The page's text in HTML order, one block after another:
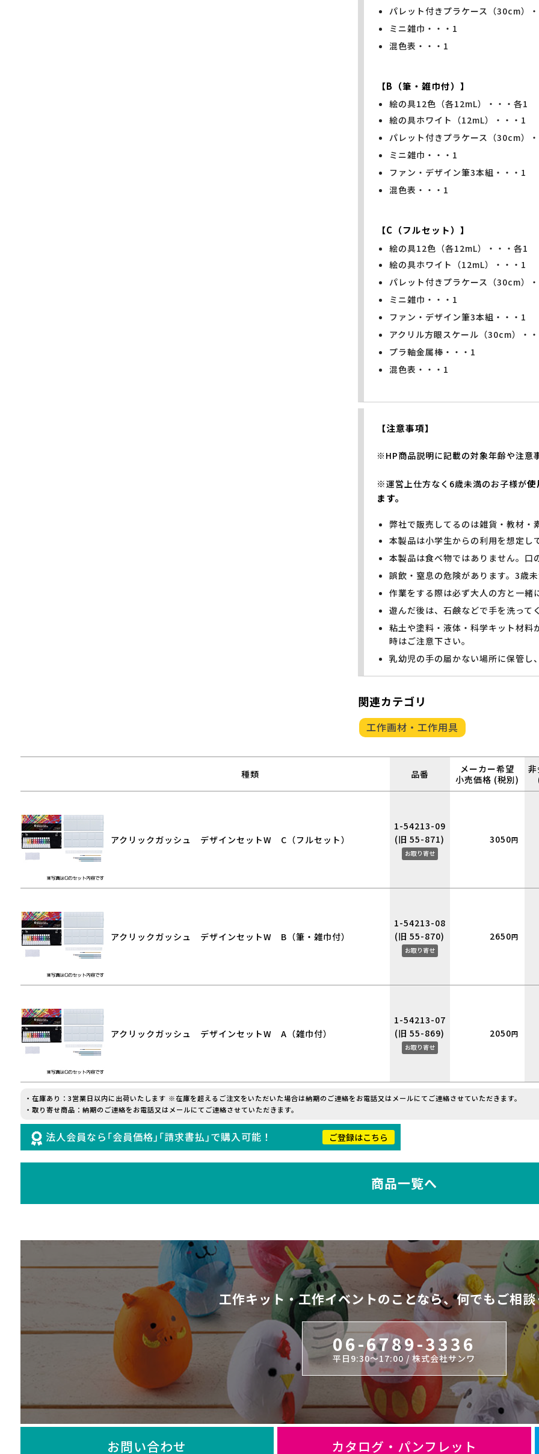
パレット付きプラケース（30cm）
ミニ雑巾・・・1
混色表・・・1
【B（筆・雑巾付）】
絵の具12色（各12mL）・・・各1
絵の具ホワイト（12mL）・・・1
パレット付きプラケース（30cm）
ミニ雑巾・・・1
ファン・デザイン筆3本組・・・1
混色表・・・1
【C（フルセット）】
絵の具12色（各12mL）・・・各1
絵の具ホワイト（12mL）・・・1
パレット付きプラケース（30cm）
ミニ雑巾・・・1
ファン・デザイン筆3本組・・・1
アクリル方眼スケール（30cm）・
プラ軸金属棒・・・1
混色表・・・1
【注意事項】
※HP商品説明に記載の対象年齢や注意
※運営上仕方なく6歳未満のお子様が使
ます。
弊社で販売してるのは雑貨・教材・
本製品は小学生からの利用を想定し
本製品は食べ物ではありません。口
誤飲・窒息の危険があります。3歳
作業をする際は必ず大人の方と一緒
遊んだ後は、石鹸などで手を洗って
粘土や塗料・液体・科学キット材料
時はご注意下さい。
乳幼児の手の届かない場所に保管し
関連カテゴリ
工作画材・工作用具
種類 品番
メーカー希望
小売価格 (税別)
アクリックガッシュ デザインセットW C（フルセット）
1-54213-09
(旧 55-871)
お取り寄せ
3050円
アクリックガッシュ デザインセットW B（筆・雑巾付）
1-54213-08
(旧 55-870)
お取り寄せ
2650円
アクリックガッシュ デザインセットW A（雑巾付）
1-54213-07
(旧 55-869)
お取り寄せ
2050円
・在庫あり：3営業日以内に出荷いたします ※在庫を超えるご注文をいただいた場合は納期のご連絡をお電話又はメールにてご連絡させていただきます。
・取り寄せ商品：納期のご連絡をお電話又はメールにてご連絡させていただきます。
法人会員なら｢会員価格｣｢請求書払｣で購入可能！ ご登録はこちら
商品一覧へ
工作キット・工作イベントのことなら、何でもご相
06-6789-3336
平日9:30～17:00 / 株式会社サンワ
お問い合わせ カタログ・パンフレット